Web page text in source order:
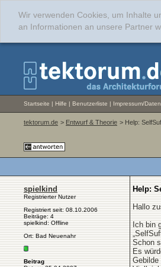
Wir verwenden Cookies, um Inhalte
an Informationen an unsere Partner
Startseite | Hilfe | Benutzerliste | Impressum/
tektorum.de > Entwurf & Theorie > Help:
spielkind
Registrierter Nutzer
Registriert seit: 08.10.2006
Beiträge: 4
spielkind: Offline
Ort: Bad Neuenahr
Beitrag
Help:
Hallo
Ich bin
Schon
Es